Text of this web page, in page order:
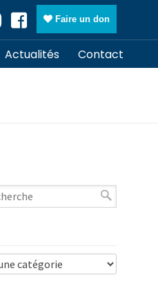
Faire un don
Actualités Contact